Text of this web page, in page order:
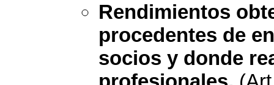
Rendimientos
procedentes de
socios y donde